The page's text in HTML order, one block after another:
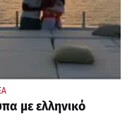
με ελληνικό